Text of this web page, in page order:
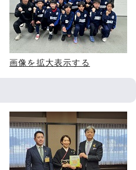
画像を拡大表示する